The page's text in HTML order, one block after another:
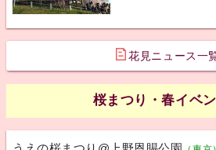
花見ニュース一
桜まつり・春イベ